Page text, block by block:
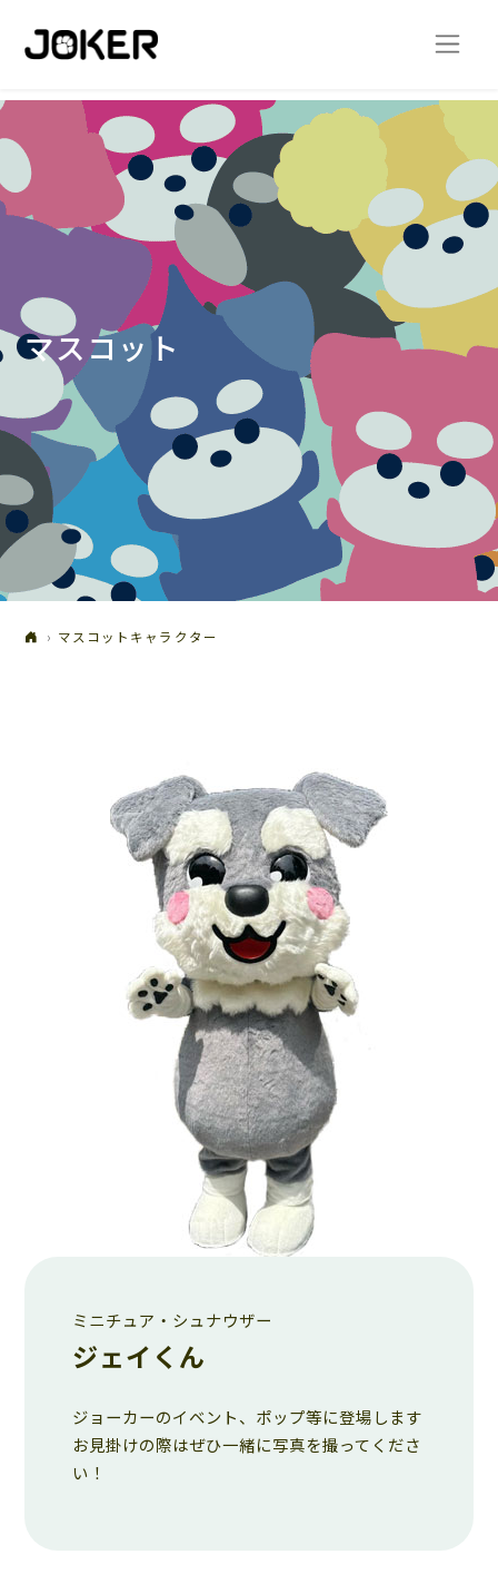
マスコット
マスコットキャラクター
ミニチュア・シュナウザー
ジェイくん
ジョーカーのイベント、ポップ等に登場します
お見掛けの際はぜひ一緒に写真を撮ってくださ
い！